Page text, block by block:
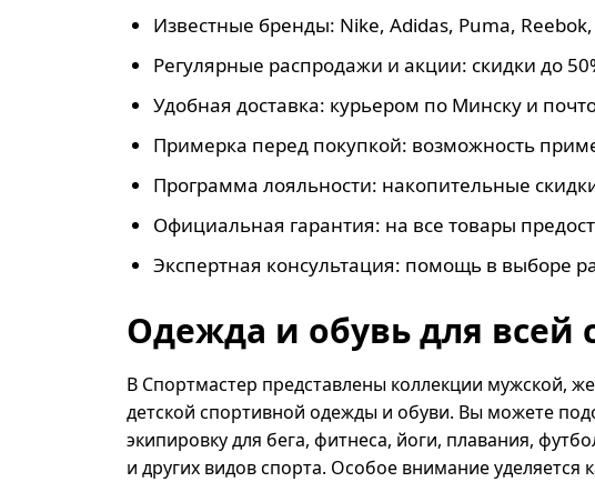
Известные бренды: Nike, Adidas, Puma,
Регулярные распродажи и акции: скидки до
Удобная доставка: курьером по Минску и
Примерка перед покупкой: возможность
Программа лояльности: накопительные
Официальная гарантия: на все товары
Экспертная консультация: помощь в выборе
Одежда и обувь для всей
В Спортмастер представлены коллекции мужской,
детской спортивной одежды и обуви. Вы можете
экипировку для бега, фитнеса, йоги, плавания,
и других видов спорта. Особое внимание уделяется